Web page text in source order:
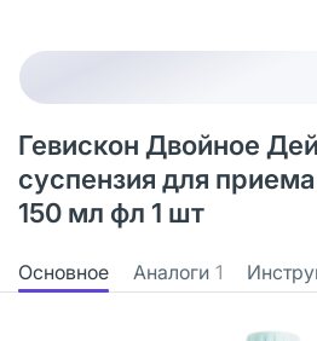
Гевискон Двойное
суспензия для
150 мл фл 1 шт
Основное Аналоги 1